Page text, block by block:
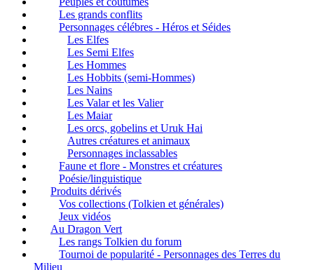
Les grands conflits
Personnages célébres - Héros et Séides
Les Elfes
Les Semi Elfes
Les Hommes
Les Hobbits (semi-Hommes)
Les Nains
Les Valar et les Valier
Les Maiar
Les orcs, gobelins et Uruk Hai
Autres créatures et animaux
Personnages inclassables
Faune et flore - Monstres et créatures
Poésie/linguistique
Produits dérivés
Vos collections (Tolkien et générales)
Jeux vidéos
Au Dragon Vert
Les rangs Tolkien du forum
Tournoi de popularité - Personnages des Terres du
Milieu